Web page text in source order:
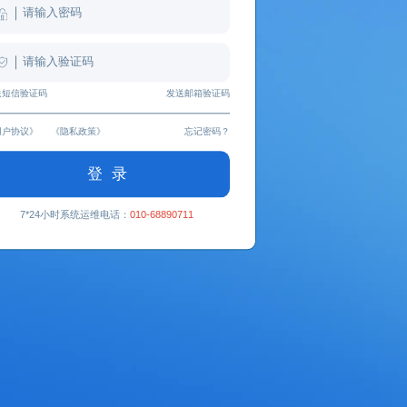
短信验证码 发送邮箱验证码
协议》 《隐私政策》 忘记密码？
登 录
7*24小时系统运维电话：010-68890711